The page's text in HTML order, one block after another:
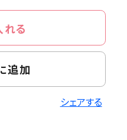
る
追加
シェアする